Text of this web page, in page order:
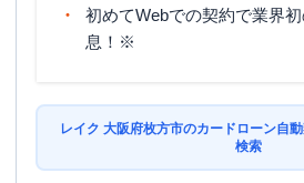
初めてWebでの契約で業界初
息！※
レイク 大阪府枚方市のカードローン自
検索